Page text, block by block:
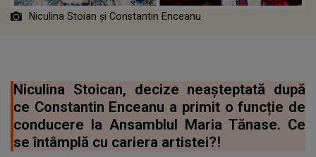
Niculina Stoian și Constantin Enceanu
Niculina Stoican, decize neașteptată după
ce Constantin Enceanu a primit o funcție de
conducere la Ansamblul Maria Tănase. Ce
se întâmplă cu cariera artistei?!